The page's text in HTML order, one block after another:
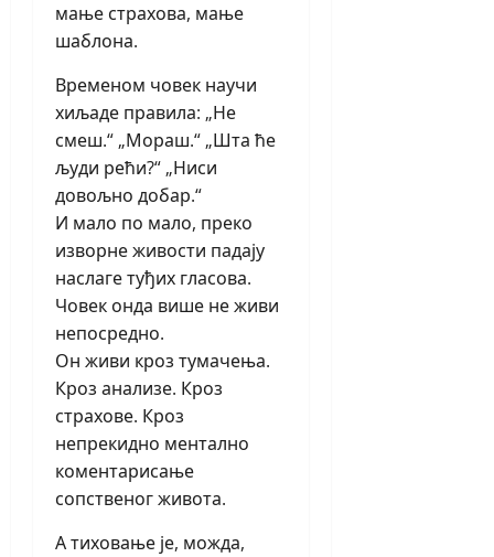
мање страхова, мање
шаблона.
Временом човек научи
хиљаде правила: „Не
смеш.“ „Мораш.“ „Шта ће
људи рећи?“ „Ниси
довољно добар.“
И мало по мало, преко
изворне живости падају
наслаге туђих гласова.
Човек онда више не живи
непосредно.
Он живи кроз тумачења.
Кроз анализе. Кроз
страхове. Кроз
непрекидно ментално
коментарисање
сопственог живота.
А тиховање је, можда,